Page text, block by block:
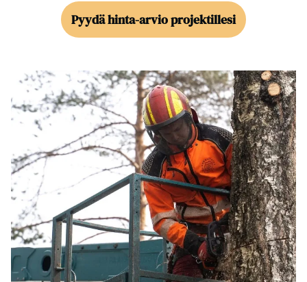
Pyydä hinta-arvio projektillesi